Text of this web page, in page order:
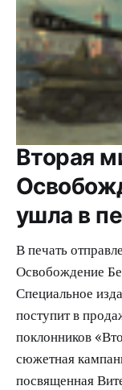
Вторая
ушла в
В печать
Освобождение
Специальное
поступит в
поклонников
сюжетная
посвященная